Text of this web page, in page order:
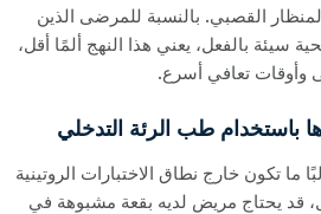
القصبي. بالنسبة للمرضى الذين
سيئة بالفعل، يعني هذا النهج ألمًا أقل،
وأوقات تعافي أسرع.
باستخدام طب الرئة التدخلي
ما تكون خارج نطاق الاختبارات الروتينية
قد يحتاج مريض لديه بقعة مشبوهة في